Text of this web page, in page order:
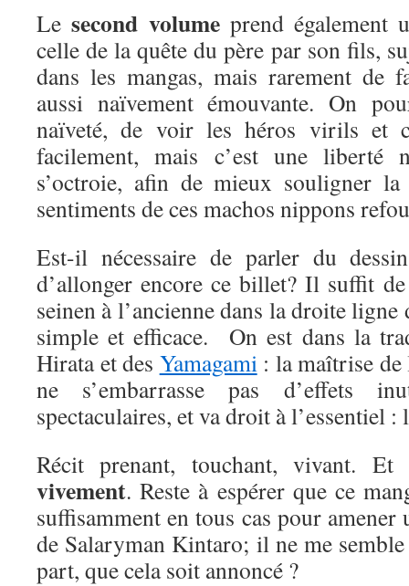
Lesecond volumeprend également
celle de la quête du père par son fils,
dans les mangas, mais rarement de
aussi naïvement émouvante. On
naïveté, de voir les héros virils et
facilement, mais c’est une liberté
s’octroie, afin de mieux souligner la
sentiments de ces machos nippons
Est-il nécessaire de parler du
d’allonger encore ce billet? Il suffit
seinen à l’ancienne dans la droite
simple et efficace. On est dans la
Hirata et des Yamagami: la maîtrise de
ne s’embarrasse pas d’effets
spectaculaires, et va droit à l’essentiel :
Récit prenant, touchant, vivant.
vivement. Reste à espérer que ce
suffisamment en tous cas pour
de Salaryman Kintaro; il ne me
part, que cela soit annoncé ?